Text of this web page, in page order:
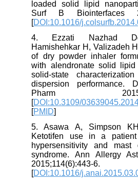
loaded solid lipid
Surf B Biointerfaces
[DOI:10.1016/
4. Ezzati Nazhad
Hamishehkar H, Valizadeh
of dry powder inhaler
with alendronate solid
solid-state
dispersion
Pharm
[DOI:10.3109/
[PMID
5. Asawa A, Simpson
Ketotifen use in a
hypersensitivity and
syndrome. Ann Allergy
2015;114(6):443-6.
[DOI:10.1016/